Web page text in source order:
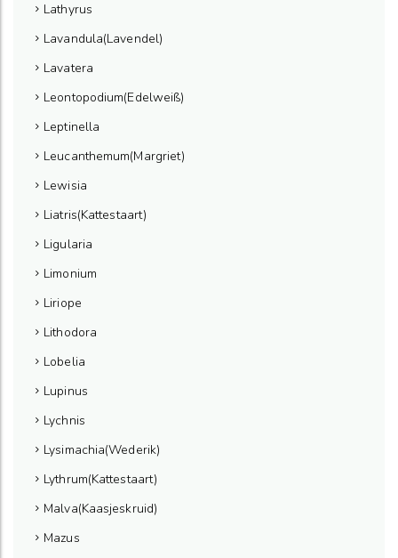
Lathyrus
Lavandula(Lavendel)
Lavatera
Leontopodium(Edelweiß)
Leptinella
Leucanthemum(Margriet)
Lewisia
Liatris(Kattestaart)
Ligularia
Limonium
Liriope
Lithodora
Lobelia
Lupinus
Lychnis
Lysimachia(Wederik)
Lythrum(Kattestaart)
Malva(Kaasjeskruid)
Mazus